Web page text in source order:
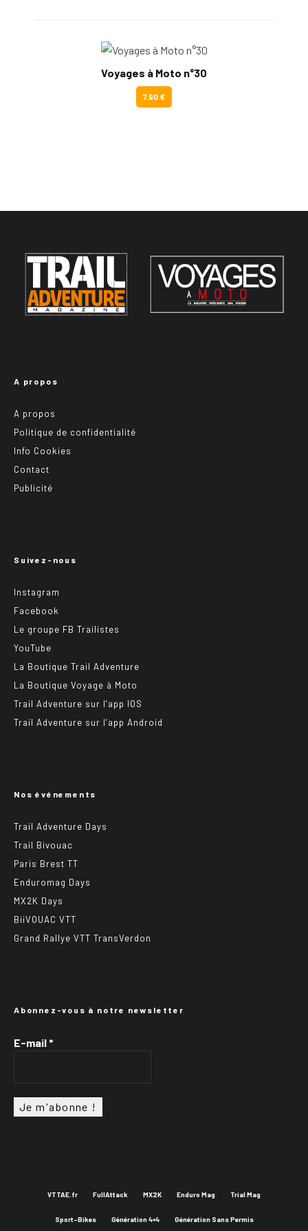
Voyages à Moto n°30
7.90 €
A propos
A propos
Politique de confidentialité
Info Cookies
Contact
Publicité
Suivez-nous
Instagram
Facebook
Le groupe FB Trailistes
YouTube
La Boutique Trail Adventure
La Boutique Voyage à Moto
Trail Adventure sur l’app IOS
Trail Adventure sur l’app Android
Nos événements
Trail Adventure Days
Trail Bivouac
Paris Brest TT
Enduromag Days
MX2K Days
BiiVOUAC VTT
Grand Rallye VTT TransVerdon
Abonnez-vous à notre newsletter
E-mail*
VTTAE.fr FullAttack MX2K Enduro Mag Trial Mag
Sport-Bikes Génération 4×4 Génération Sans Permis